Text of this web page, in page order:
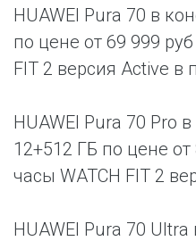
HUAWEI Pura 70 в
по цене от 69 999
FIT 2 версия Active в
HUAWEI Pura 70 Pro
12+512 ГБ по цене
часы WATCH FIT 2
HUAWEI Pura 70